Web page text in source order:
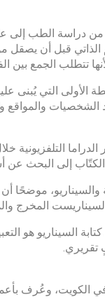
دراسة الطب إلى
الذاتي قبل أن يصقل
تتطلب الجمع بين
الأولى التي يُبنى
الشخصيات والمواقع
التلفزيونية
إلى البحث
والسيناريو، موضحًا
المخرج
كتابة السيناريو
تقريري.